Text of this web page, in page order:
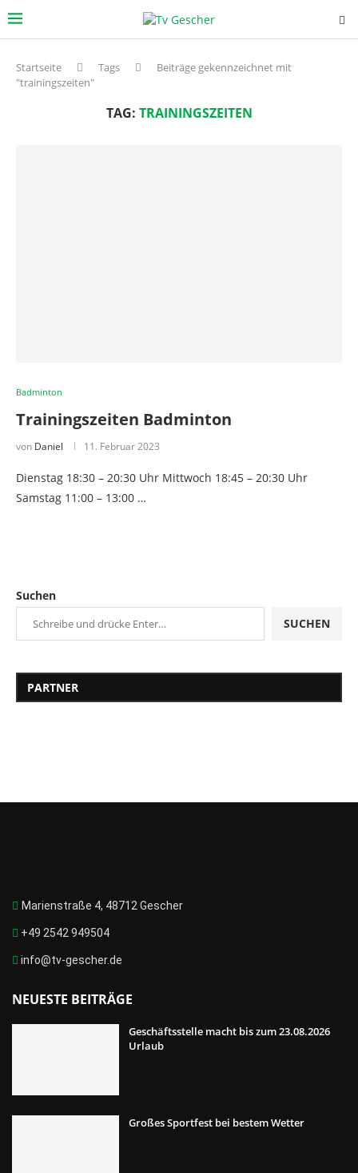
Startseite Tags
Beiträge gekennzeichnet mit
"trainingszeiten"
TAG: TRAININGSZEITEN
Badminton
Trainingszeiten Badminton
von Daniel 11. Februar 2023
Dienstag 18:30 – 20:30 Uhr Mittwoch 18:45 – 20:30 Uhr
Samstag 11:00 – 13:00 …
Suchen
SUCHEN
PARTNER
Marienstraße 4, 48712 Gescher
+49 2542 949504
info@tv-gescher.de
NEUESTE BEITRÄGE
Geschäftsstelle macht bis zum 23.08.2026
Urlaub
Großes Sportfest bei bestem Wetter